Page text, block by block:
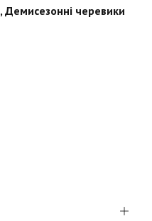
,Демисезонні черевики